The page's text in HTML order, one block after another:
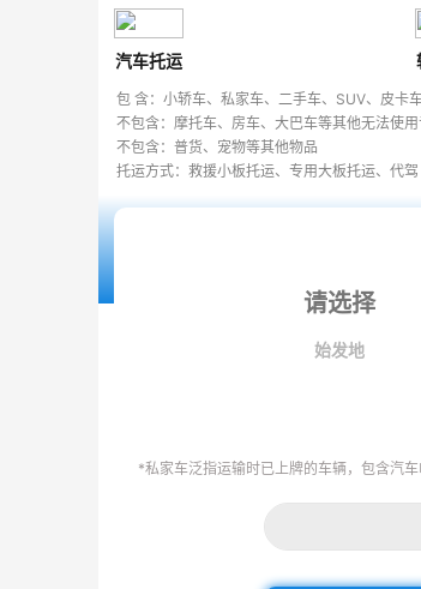
汽车托运
包 含：小轿车、私家车、二手车、SUV、皮卡
不包含：摩托车、房车、大巴车等其他无法使
不包含：普货、宠物等其他物品
托运方式：救援小板托运、专用大板托运、代驾
始发地
*私家车泛指运输时已上牌的车辆，包含汽